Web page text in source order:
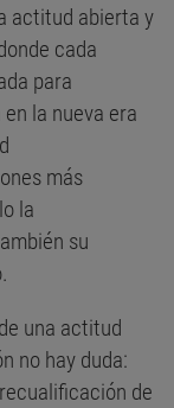
actitud abierta y
cada
para
la nueva era
más
la
su
una actitud
no hay duda:
de